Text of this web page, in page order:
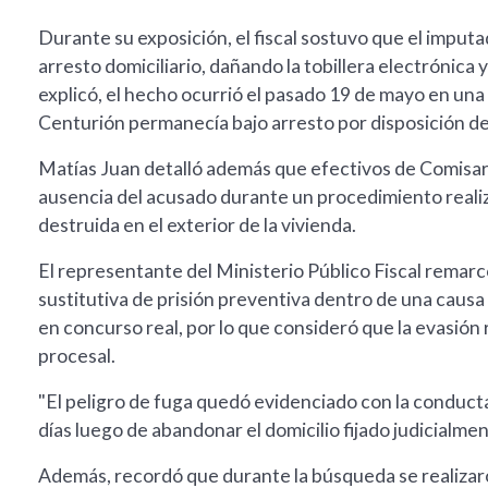
Durante su exposición, el fiscal sostuvo que el
arresto domiciliario, dañando la tobillera electrónica
explicó, el hecho ocurrió el pasado 19 de mayo en
Centurión permanecía bajo arresto por disposición
Matías Juan detalló además que efectivos de
ausencia del acusado durante un procedimiento
destruida en el exterior de la vivienda.
El representante del Ministerio Público Fiscal
sustitutiva de prisión preventiva dentro de una causa
en concurso real, por lo que consideró que la
procesal.
"El peligro de fuga quedó evidenciado con la
días luego de abandonar el domicilio fijado
Además, recordó que durante la búsqueda se